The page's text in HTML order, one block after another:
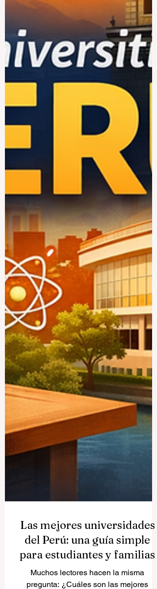
Las mejores universidades
del Perú: una guía simple
para estudiantes y familias